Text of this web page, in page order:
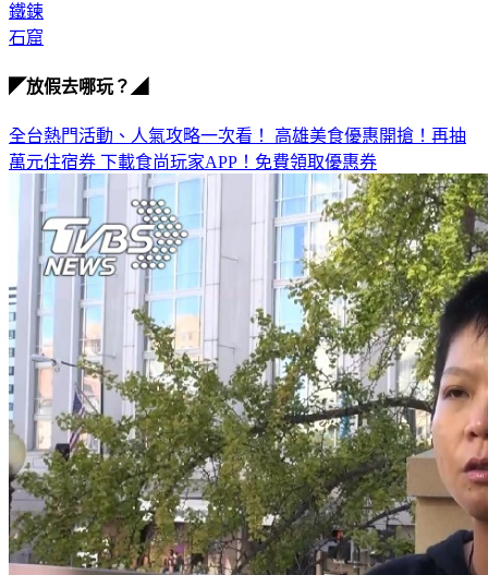
鐵鍊
石窟
◤放假去哪玩？◢
全台熱門活動、人氣攻略一次看！ 高雄美食優惠開搶！再抽
萬元住宿券 下載食尚玩家APP！免費領取優惠券